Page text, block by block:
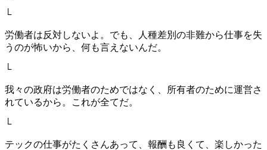
└
労働者は反対しないよ。でも、人種差別の非難から仕事を失
うのが怖いから、何も言えないんだ。
└
我々の政府は労働者のためではなく、所有者のために運営さ
れているから。これが全てだ。
└
テックの仕事がたくさんあって、報酬も良くて、楽しかった